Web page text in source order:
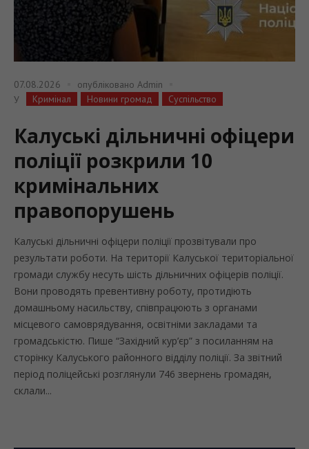
07.08.2026 опубліковано Admin
У
Кримінал Новини громад Суспільство
Калуські дільничні офіцери
поліції розкрили 10
кримінальних
правопорушень
Калуські дільничні офіцери поліції прозвітували про
результати роботи. На території Калуської територіальної
громади службу несуть шість дільничних офіцерів поліції.
Вони проводять превентивну роботу, протидіють
домашньому насильству, співпрацюють з органами
місцевого самоврядування, освітніми закладами та
громадськістю. Пише “Західний кур’єр” з посиланням на
сторінку Калуського районного відділу поліції. За звітний
період поліцейські розглянули 746 звернень громадян,
склали...